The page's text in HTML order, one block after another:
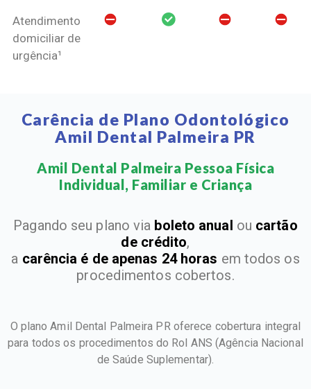
Atendimento
domiciliar de
urgência¹
Carência de Plano Odontológico
Amil Dental Palmeira PR
Amil Dental Palmeira Pessoa Física
Individual, Familiar e Criança​
Pagando seu plano via boleto anual ou cartão
de crédito,
a carência é de apenas 24 horas em todos os
procedimentos cobertos.
O plano Amil Dental Palmeira PR oferece cobertura integral
para todos os procedimentos do Rol ANS(Agência Nacional
de Saúde Suplementar).